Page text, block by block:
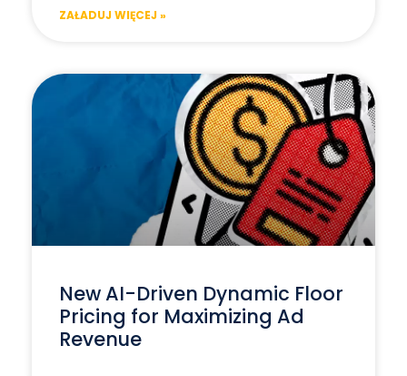
ZAŁADUJ WIĘCEJ »
New AI-Driven Dynamic Floor
Pricing for Maximizing Ad
Revenue